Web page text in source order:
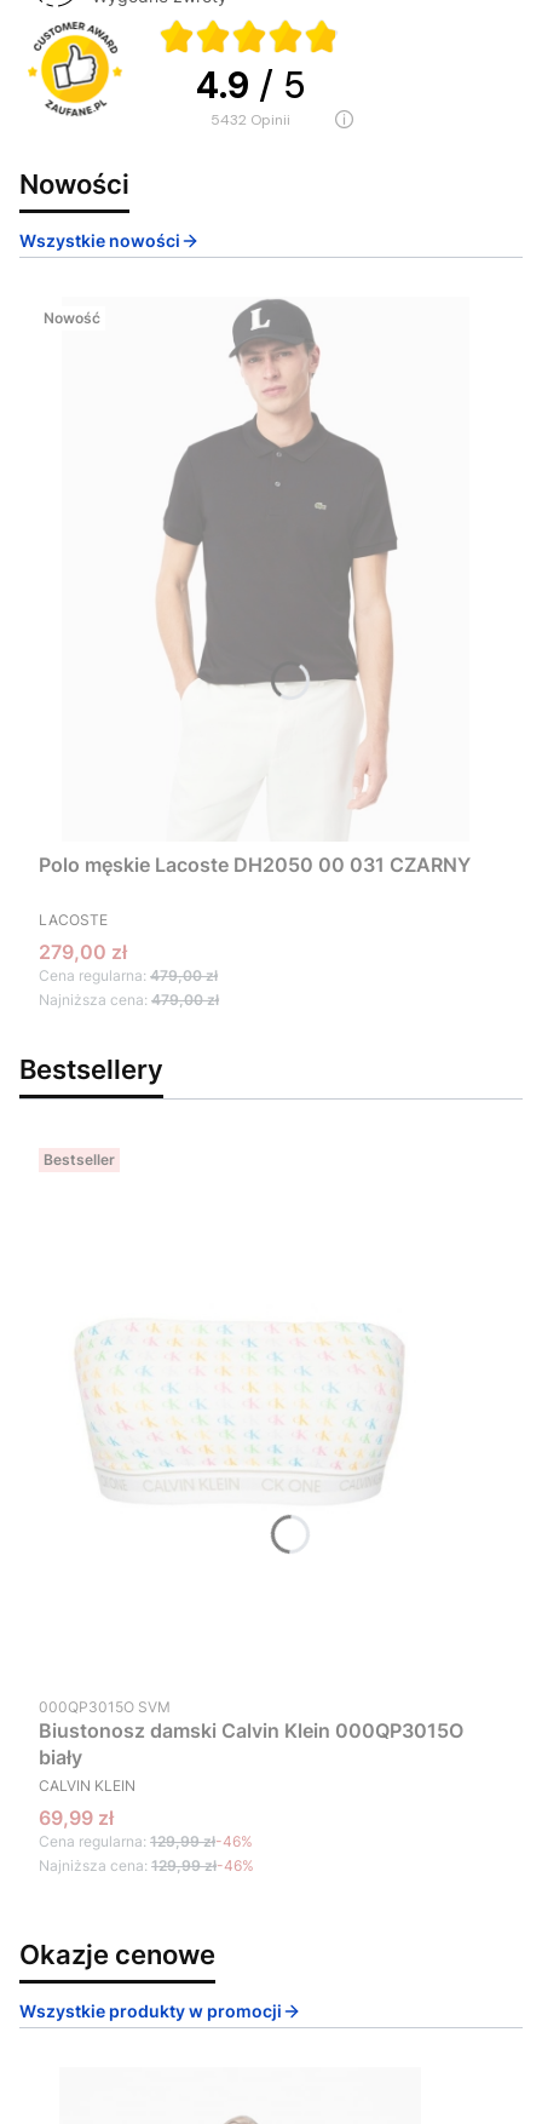
4.9 / 5
5432 opinii
Nowości
Wszystkie nowości
Nowość
Polo męskie Lacoste DH2050 00 031 CZARNY
PRODUCENT
LACOSTE
Cena promocyjna
279,00 zł
Cena regularna: 479,00 zł
Najniższa cena: 479,00 zł
Bestsellery
Bestseller
Kod produktu
000QP3015O SVM
Biustonosz damski Calvin Klein 000QP3015O
biały
PRODUCENT
CALVIN KLEIN
Cena promocyjna
69,99 zł
Cena regularna: 129,99 zł-46%
Najniższa cena: 129,99 zł-46%
Okazje cenowe
Wszystkie produkty w promocji